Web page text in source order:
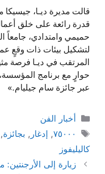
قالت مديرة ديـا، جيسيكا
قدرة رائعة على خلق
حميمي وامتدادي، جامعاً
لتشكيل بيئات ذات وقعٍ
المرتقب في ديـا فرصة
حوارٍ مع برنامج
عبر جائزة سام جيليام.»
التصنيفات
أخبار الفن
الوسوم
٧٥٠٠٠, إدغار , بجائزة,
كاليليفوز
زيارة إلى